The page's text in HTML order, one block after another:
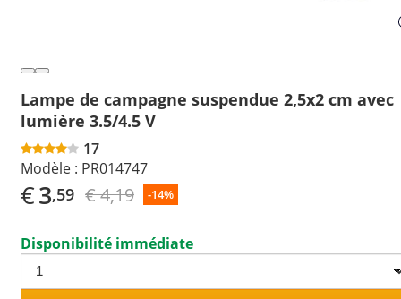
Lampe de campagne suspendue 2,5x2 cm avec
lumière 3.5/4.5 V
17
Modèle : PR014747
€3,59 € 4,19 -14%
Disponibilité immédiate